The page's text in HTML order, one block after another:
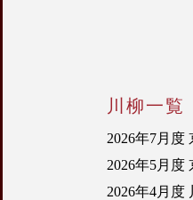
川柳一覧
2026年7月度
2026年5月度
2026年4月度